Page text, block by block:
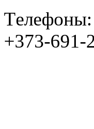
+373-691-